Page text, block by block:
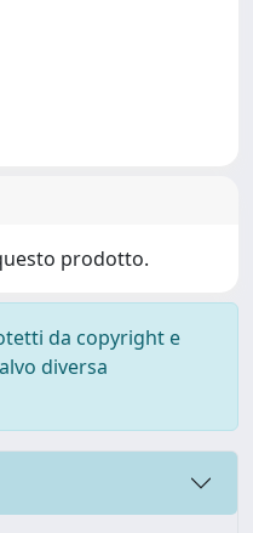
prodotto.
da copyright e
diversa